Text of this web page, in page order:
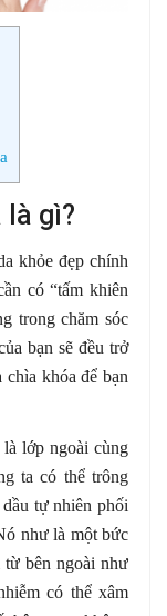
là gì?
khỏe đẹp chính
có “tấm khiên
trong chăm sóc
bạn sẽ đều trở
chìa khóa để bạn
lớp ngoài cùng
ta có thể trông
tự nhiên phối
như là một bức
từ bên ngoài như
có thể xâm